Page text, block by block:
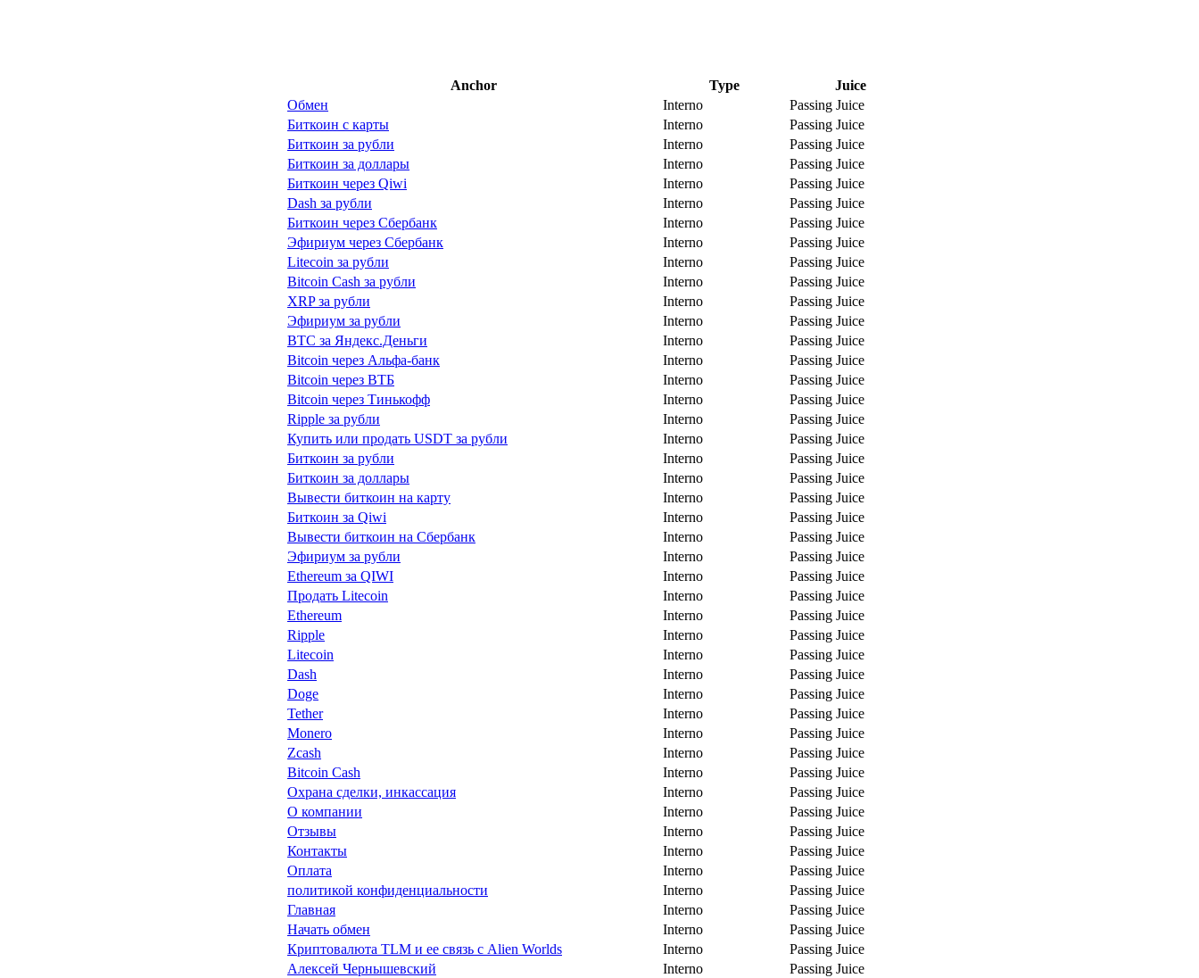
Anchor Type
Juice
Обмен
Interno
Passing Juice
Биткоин с карты
Interno
Passing Juice
Биткоин за рубли
Interno
Passing Juice
Биткоин за доллары
Interno
Passing Juice
Биткоин через Qiwi
Interno
Passing Juice
Dash за рубли
Interno
Passing Juice
Биткоин через Сбербанк
Interno
Passing Juice
Эфириум через Сбербанк
Interno
Passing Juice
Litecoin за рубли
Interno
Passing Juice
Bitcoin Cash за рубли
Interno
Passing Juice
XRP за рубли
Interno
Passing Juice
Эфириум за рубли
Interno
Passing Juice
BTC за Яндекс.Деньги
Interno
Passing Juice
Bitcoin через Альфа-банк
Interno
Passing Juice
Bitcoin через ВТБ
Interno
Passing Juice
Bitcoin через Тинькофф
Interno
Passing Juice
Ripple за рубли
Interno
Passing Juice
Купить или продать USDT за рубли
Interno
Passing Juice
Биткоин за рубли
Interno
Passing Juice
Биткоин за доллары
Interno
Passing Juice
Вывести биткоин на карту
Interno
Passing Juice
Биткоин за Qiwi
Interno
Passing Juice
Вывести биткоин на Сбербанк
Interno
Passing Juice
Эфириум за рубли
Interno
Passing Juice
Ethereum за QIWI
Interno
Passing Juice
Продать Litecoin
Interno
Passing Juice
Ethereum
Interno
Passing Juice
Ripple
Interno
Passing Juice
Litecoin
Interno
Passing Juice
Dash
Interno
Passing Juice
Doge
Interno
Passing Juice
Tether
Interno
Passing Juice
Monero
Interno
Passing Juice
Zcash
Interno
Passing Juice
Bitcoin Cash
Interno
Passing Juice
Охрана сделки, инкассация
Interno
Passing Juice
О компании
Interno
Passing Juice
Отзывы
Interno
Passing Juice
Контакты
Interno
Passing Juice
Оплата
Interno
Passing Juice
политикой конфиденциальности
Interno
Passing Juice
Главная
Interno
Passing Juice
Начать обмен
Interno
Passing Juice
Криптовалюта TLM и ее связь с Аlien Worlds
Interno
Passing Juice
Алексей Чернышевский
Interno Passing Juice